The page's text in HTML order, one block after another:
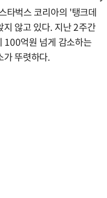
타벅스 코리아의 '탱크데
않고 있다. 지난 2주간
100억원 넘게 감소하는
가 뚜렷하다.